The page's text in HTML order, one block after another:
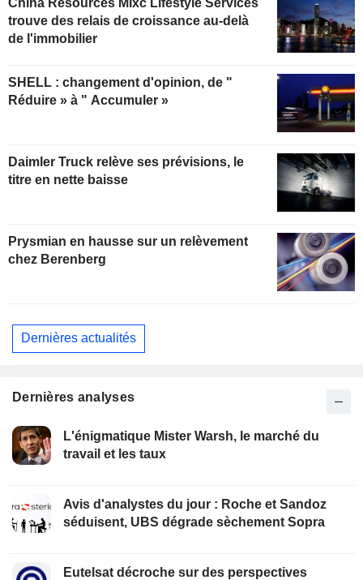
China Resources Mixc Lifestyle Services
trouve des relais de croissance au-delà
de l'immobilier
SHELL : changement d'opinion, de "
Réduire » à " Accumuler »
Daimler Truck relève ses prévisions, le
titre en nette baisse
Prysmian en hausse sur un relèvement
chez Berenberg
Dernières actualités
Dernières analyses
L'énigmatique Mister Warsh, le marché du
travail et les taux
Avis d'analystes du jour : Roche et Sandoz
séduisent, UBS dégrade sèchement Sopra
Eutelsat décroche sur des perspectives